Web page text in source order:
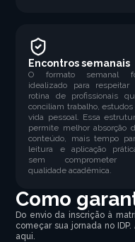
Encontros semanais
O formato semanal
idealizado para respeitar
rotina de profissionais
conciliam trabalho, estudos
vida pessoal. Essa
permite melhor absorção
conteúdo, mais tempo
leitura e aplicação
sem comprometer
qualidade acadêmica.
Como
Do envio da inscrição à
começar sua jornada no
aqui.